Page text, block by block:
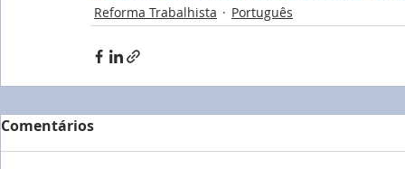
Reforma Trabalhista
Português
Comentários